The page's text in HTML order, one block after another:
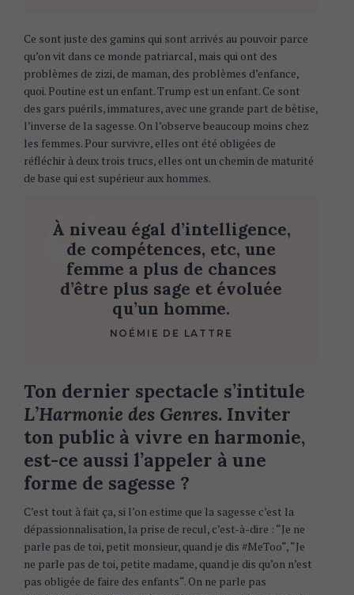
Ce sont juste des gamins qui sont arrivés au pouvoir parce
qu’on vit dans ce monde patriarcal, mais qui ont des
problèmes de zizi, de maman, des problèmes d’enfance,
quoi. Poutine est un enfant. Trump est un enfant. Ce sont
des gars puérils, immatures, avec une grande part de bêtise,
l’inverse de la sagesse. On l’observe beaucoup moins chez
les femmes. Pour survivre, elles ont été obligées de
réfléchir à deux trois trucs, elles ont un chemin de maturité
de base qui est supérieur aux hommes.
À niveau égal d’intelligence,
de compétences, etc, une
femme a plus de chances
d’être plus sage et évoluée
qu’un homme.
NOÉMIE DE LATTRE
Ton dernier spectacle s’intitule
L’Harmonie des Genres. Inviter
ton public à vivre en harmonie,
est-ce aussi l’appeler à une
forme de sagesse ?
C’est tout à fait ça, si l’on estime que la sagesse c’est la
dépassionnalisation, la prise de recul, c’est-à-dire : “Je ne
parle pas de toi, petit monsieur, quand je dis #MeToo“, “Je
ne parle pas de toi, petite madame, quand je dis qu’on n’est
pas obligée de faire des enfants“. On ne parle pas